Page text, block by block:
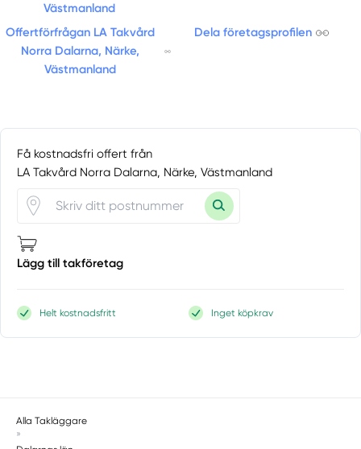
Västmanland
Offertförfrågan LA Takvård
Norra Dalarna, Närke,
Västmanland
Dela företagsprofilen
Få kostnadsfri offert från
LA Takvård Norra Dalarna, Närke, Västmanland
Lägg till takföretag
Helt kostnadsfritt Inget köpkrav
Alla Takläggare
»